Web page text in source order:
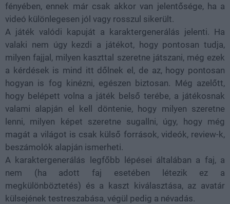
fényében, ennek már csak akkor van jelentősége, ha a
videó különlegesen jól vagy rosszul sikerült.
A játék valódi kapuját a karaktergenerálás jelenti. Ha
valaki nem úgy kezdi a játékot, hogy pontosan tudja,
milyen fajjal, milyen kaszttal szeretne játszani, még ezek
a kérdések is mind itt dőlnek el, de az, hogy pontosan
hogyan is fog kinézni, egészen biztosan. Még azelőtt,
hogy belépett volna a játék belső terébe, a játékosnak
valami alapján el kell döntenie, hogy milyen szeretne
lenni, milyen képet szeretne sugallni, úgy, hogy még
magát a világot is csak külső források, videók, review-k,
beszámolók alapján ismerheti.
A karaktergenerálás legfőbb lépései általában a faj, a
nem (ha adott faj esetében létezik ez a
megkülönböztetés) és a kaszt kiválasztása, az avatár
külsejének testreszabása, végül pedig a névadás.